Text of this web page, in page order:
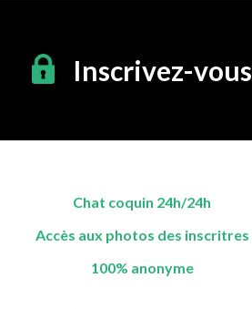
Inscrivez-
Chat coquin 24h/24h
Accès aux photos des inscritres
100% anonyme